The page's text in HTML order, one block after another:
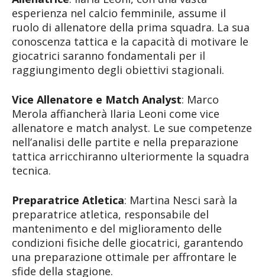
esperienza nel calcio femminile, assume il
ruolo di allenatore della prima squadra. La sua
conoscenza tattica e la capacità di motivare le
giocatrici saranno fondamentali per il
raggiungimento degli obiettivi stagionali.
Vice Allenatore e Match Analyst: Marco
Merola affiancherà Ilaria Leoni come vice
allenatore e match analyst. Le sue competenze
nell’analisi delle partite e nella preparazione
tattica arricchiranno ulteriormente la squadra
tecnica.
Preparatrice Atletica: Martina Nesci sarà la
preparatrice atletica, responsabile del
mantenimento e del miglioramento delle
condizioni fisiche delle giocatrici, garantendo
una preparazione ottimale per affrontare le
sfide della stagione.